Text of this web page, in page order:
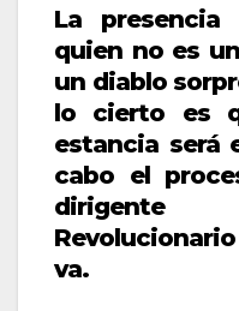
La presencia
quien no es
un diablo
lo cierto es
estancia será
cabo el
va.